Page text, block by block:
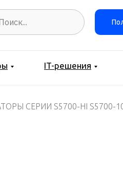
IT-решения
СЕРИИ S5700-HI S5700-